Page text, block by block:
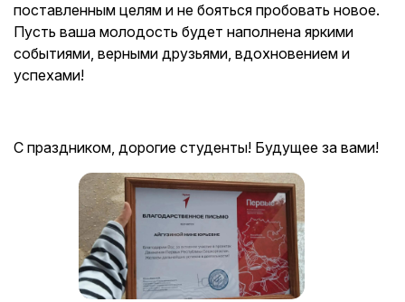
поставленным целям и не бояться пробовать новое.
Пусть ваша молодость будет наполнена яркими
событиями, верными друзьями, вдохновением и
успехами!
С праздником, дорогие студенты! Будущее за вами!